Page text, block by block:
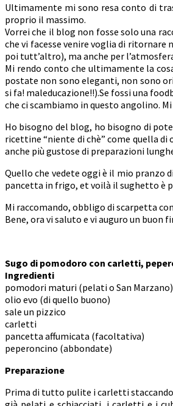
Ultimamente mi sono resa conto di
proprio il massimo.
Vorrei che il blog non fosse solo una
che vi facesse venire voglia di
poi tutt’altro), ma anche per
Mi rendo conto che ultimamente la
postate non sono eleganti, non sono
si fa! maleducazione!!).Se fossi una
che ci scambiamo in questo angolino.
Ho bisogno del blog, ho bisogno di
ricettine “niente di chè” come quella di
anche più gustose di preparazioni
Quello che vedete oggi è il mio pranzo
pancetta in frigo, et voilà il sughetto è
Mi raccomando, obbligo di scarpetta
Bene, ora vi saluto e vi auguro un buon
Sugo di pomodoro con carletti,
Ingredienti
pomodori maturi (pelati o San Marzano)
olio evo (di quello buono)
sale un pizzico
carletti
pancetta affumicata (facoltativa)
peperoncino (abbondate)
Preparazione
Prima di tutto pulite i carletti